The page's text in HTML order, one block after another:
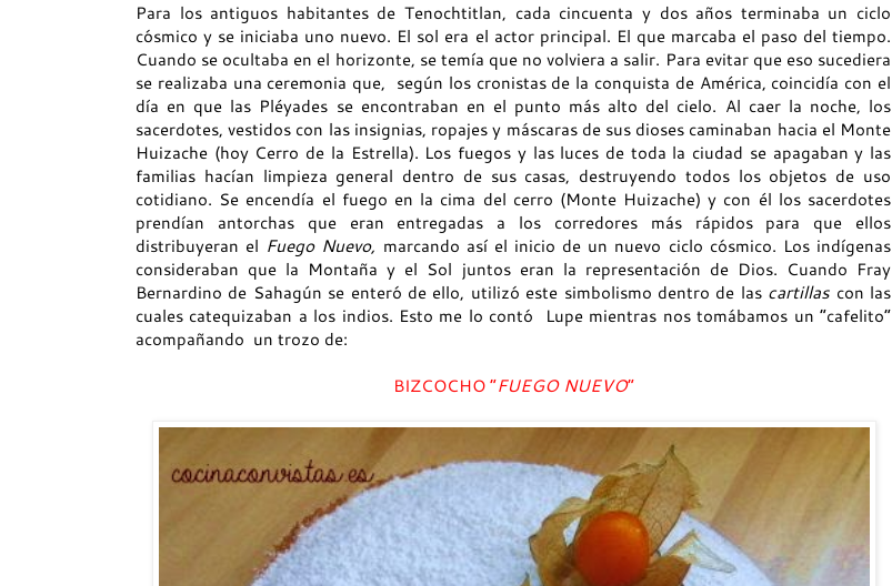
Para los antiguos habitantes de Tenochtitlan, cada cincuenta y dos años terminaba un ciclo
cósmico y se iniciaba uno nuevo. El sol era el actor principal. El que marcaba el paso del tiempo.
Cuando se ocultaba en el horizonte, se temía que no volviera a salir. Para evitar que eso sucediera
se realizaba una ceremonia que, según los cronistas de la conquista de América, coincidía con el
día en que las Pléyades se encontraban en el punto más alto del cielo. Al caer la noche, los
sacerdotes, vestidos con las insignias, ropajes y máscaras de sus dioses caminaban hacia el Monte
Huizache (hoy Cerro de la Estrella). Los fuegos y las luces de toda la ciudad se apagaban y las
familias hacían limpieza general dentro de sus casas, destruyendo todos los objetos de uso
cotidiano. Se encendía el fuego en la cima del cerro (Monte Huizache) y con él los sacerdotes
prendían antorchas que eran entregadas a los corredores más rápidos para que ellos
distribuyeran el Fuego Nuevo, marcando así el inicio de un nuevo ciclo cósmico. Los indígenas
consideraban que la Montaña y el Sol juntos eran la representación de Dios. Cuando Fray
Bernardino de Sahagún se enteró de ello, utilizó este simbolismo dentro de las cartillas con las
cuales catequizaban a los indios. Esto me lo contó Lupe mientras nos tomábamos un “cafelito”
acompañando un trozo de:
BIZCOCHO “FUEGO NUEVO”